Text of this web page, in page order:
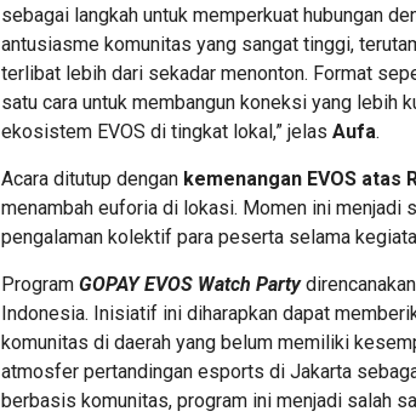
sebagai langkah untuk memperkuat hubungan
antusiasme komunitas yang sangat tinggi,
terlibat lebih dari sekadar menonton. Format
satu cara untuk membangun koneksi yang lebih
ekosistem EVOS di tingkat lokal,” jelas Aufa.
Acara ditutup dengan kemenangan EVOS atas
menambah euforia di lokasi. Momen ini menjadi
pengalaman kolektif para peserta selama
Program GOPAY EVOS Watch Party
Indonesia. Inisiatif ini diharapkan dapat
komunitas di daerah yang belum memiliki
atmosfer pertandingan esports di Jakarta
berbasis komunitas, program ini menjadi salah